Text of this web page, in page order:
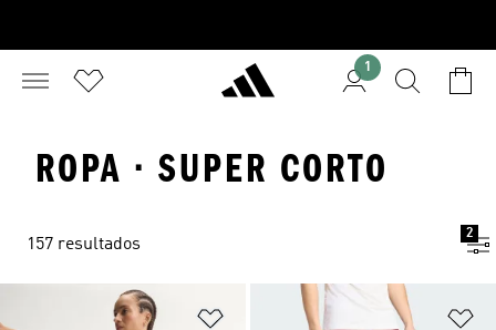
1
ROPA · SUPER CORTO
157 resultados
2
Añadir a la lista de deseos